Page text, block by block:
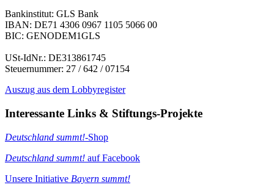
Bankinstitut: GLS Bank
IBAN: DE71 4306 0967 1105 5066 00
BIC: GENODEM1GLS
USt-IdNr.: DE313861745
Steuernummer: 27 / 642 / 07154
Auszug aus dem Lobbyregister
Interessante Links & Stiftungs-Projekte
Deutschland summt!-Shop
Deutschland summt! auf Facebook
Unsere Initiative Bayern summt!